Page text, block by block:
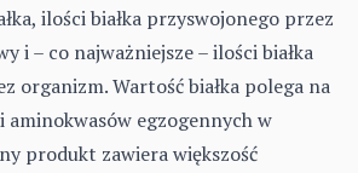
ilości białka przyswojonego przez
i – co najważniejsze – ilości białka
organizm. Wartość białka polega na
aminokwasów egzogennych w
produkt zawiera większość